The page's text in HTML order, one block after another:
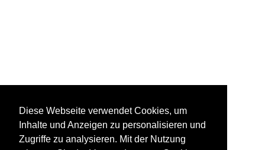
Diese Webseite verwendet Cookies, um
Inhalte und Anzeigen zu personalisieren und
Zugriffe zu analysieren. Mit der Nutzung